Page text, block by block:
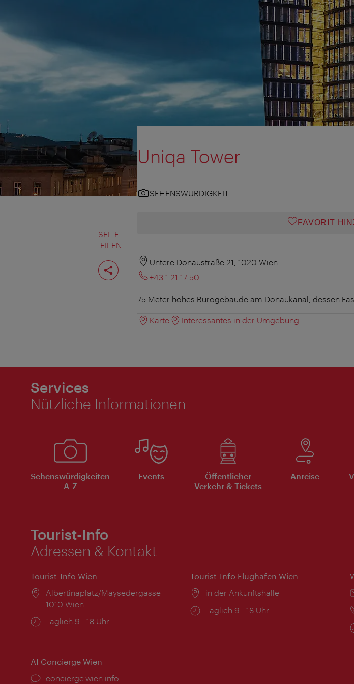
SEITE
TEILEN
Seite
teilen
Uniqa Tower
SEHENSWÜRDIGKEIT
FAVORIT
Untere Donaustraße 21, 1020 Wien
+43 1 21 17 50
75 Meter hohes Bürogebäude am Donaukanal, dessen
Karte Interessantes in der Umgebung
Services
Nützliche Informationen
Sehenswürdigkeiten
A-Z
Events
Öffentlicher
Verkehr & Tickets
Anreise
Tourist-Info
Adressen & Kontakt
Tourist-Info Wien
Ort:
Albertinaplatz/Maysedergasse
1010 Wien
Öffnungszeiten:
Täglich 9 - 18 Uhr
Tourist-Info Flughafen Wien
Ort:
in der Ankunftshalle
Öffnungszeiten:
Täglich 9 - 18 Uhr
AI Concierge Wien
Ort:
concierge.wien.info